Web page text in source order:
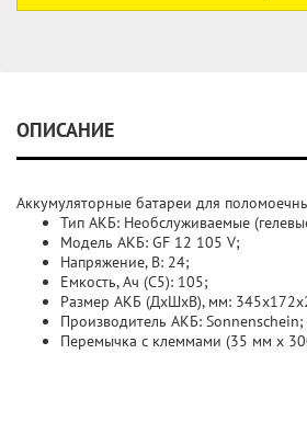
ОПИСАНИЕ
Аккумуляторные батареи для
Тип АКБ: Необслуживаемые
Модель АКБ: GF 12 105 V;
Напряжение, В: 24;
Емкость, Ач (С5): 105;
Размер АКБ (ДхШхВ), мм:
Производитель АКБ: Sonnenschein;
Перемычка с клеммами (35 мм х